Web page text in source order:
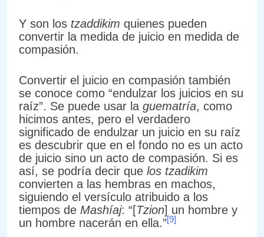
Y son los tzaddikim quienes pueden
convertir la medida de juicio en medida de
compasión.
Convertir el juicio en compasión también
se conoce como “endulzar los juicios en su
raíz”. Se puede usar la guematría, como
hicimos antes, pero el verdadero
significado de endulzar un juicio en su raíz
es descubrir que en el fondo no es un acto
de juicio sino un acto de compasión. Si es
así, se podría decir que los tzadikim
convierten a las hembras en machos,
siguiendo el versículo atribuido a los
tiempos de Mashíaj: “[Tzion] un hombre y
un hombre nacerán en ella.”[9]